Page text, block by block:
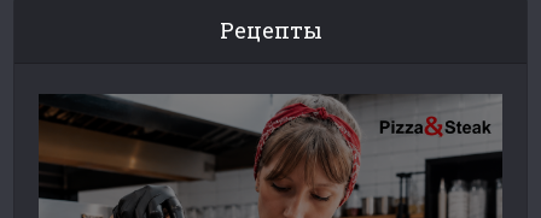
Рецепты